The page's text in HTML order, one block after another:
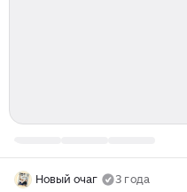
Новый очаг 3 года